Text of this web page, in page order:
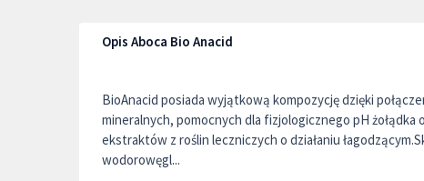
Opis Aboca Bio Anacid
BioAnacid posiada wyjątkową kompozycję dzięki
mineralnych, pomocnych dla fizjologicz­nego pH żołądka
ekstraktów z roślin leczniczych o działaniu
wodorowęgl...